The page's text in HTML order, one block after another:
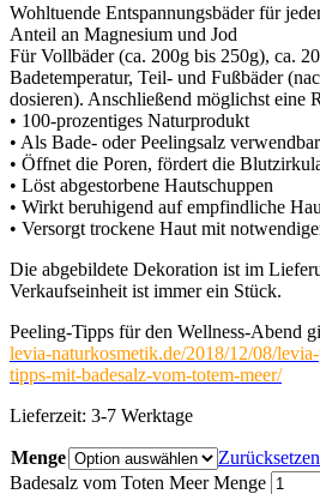
Wohltuende Entspannungsbäder für
Anteil an Magnesium und Jod
Für Vollbäder (ca. 200g bis 250g), ca.
Badetemperatur, Teil- und Fußbäder
dosieren). Anschließend möglichst eine
• 100-prozentiges Naturprodukt
• Als Bade- oder Peelingsalz verwendbar
• Öffnet die Poren, fördert die
• Löst abgestorbene Hautschuppen
• Wirkt beruhigend auf empfindliche
• Versorgt trockene Haut mit
Die abgebildete Dekoration ist im
Verkaufseinheit ist immer ein Stück.
Peeling-Tipps für den Wellness-Abend
levia-naturkosmetik.de/2018/12/08/
tipps-mit-badesalz-vom-totem-meer/
Lieferzeit: 3-7 Werktage
Menge
Zurücksetzen
Badesalz vom Toten Meer Menge